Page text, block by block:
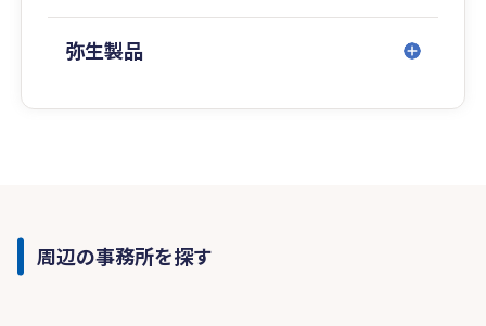
弥生製品
周辺の事務所を探す